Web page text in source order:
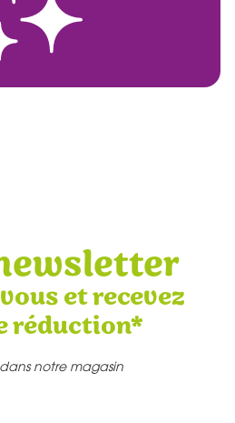
et recevez
réduction*
dans notre magasin